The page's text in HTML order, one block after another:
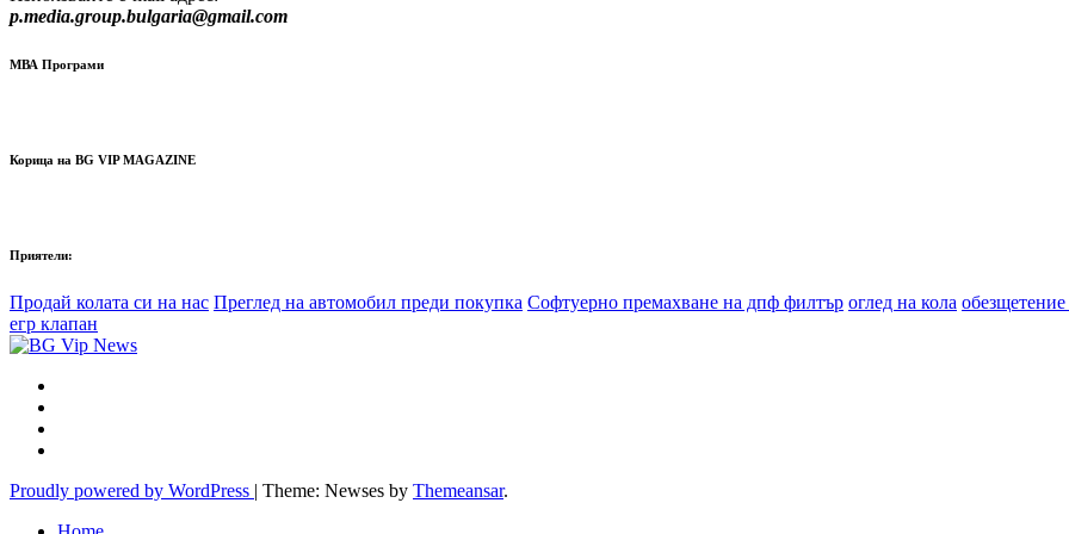
p.media.group.bulgaria@gmail.com
МВА Програми
Корица на BG VIP MAGAZINE
Приятели:
Продай колата си на нас Преглед на автомобил преди покупка Софтуерно премахване на дпф филтър оглед на кола
егр клапан
Proudly powered by WordPress | Theme: Newses by Themeansar.